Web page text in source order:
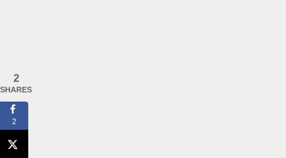
2
SHARES
2